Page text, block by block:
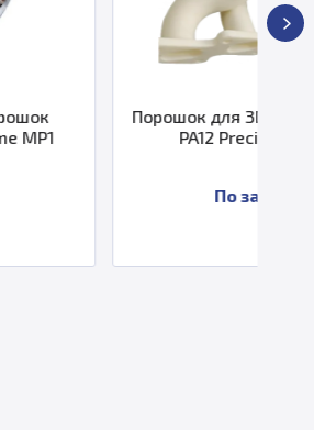
Порошок для 3D печати TPM3D
PA12 Precimid1172Pro